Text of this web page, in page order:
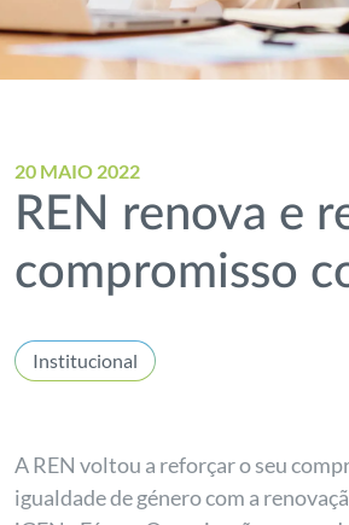
20 MAIO 2022
REN renova e
compromisso
Institucional
A REN voltou a reforçar o seu
igualdade de género com a